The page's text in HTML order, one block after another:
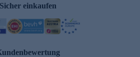
Sicher einkaufen